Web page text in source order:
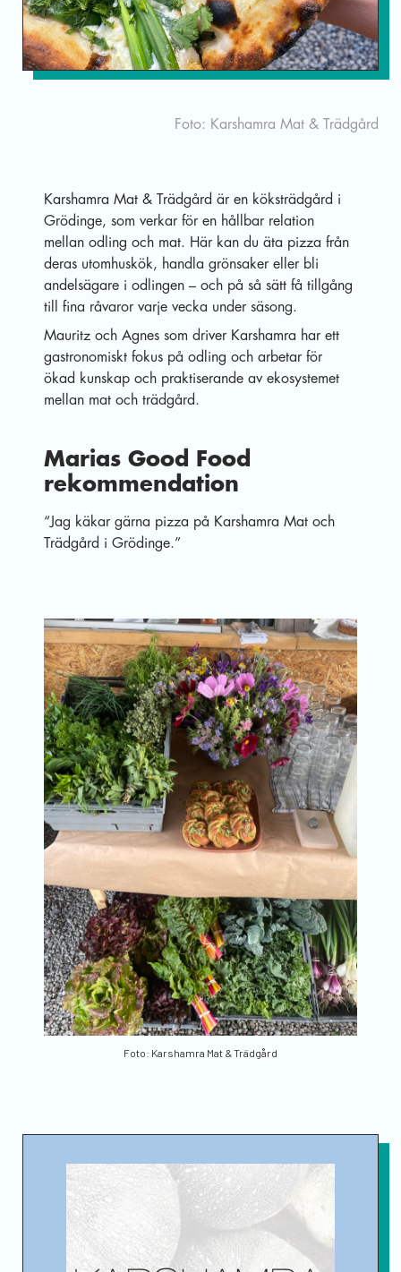
Foto: Karshamra Mat & Trädgård
Karshamra Mat & Trädgård är en köksträdgård i
Grödinge, som verkar för en hållbar relation
mellan odling och mat. Här kan du äta pizza från
deras utomhuskök, handla grönsaker eller bli
andelsägare i odlingen – och på så sätt få tillgång
till fina råvaror varje vecka under säsong.
Mauritz och Agnes som driver Karshamra har ett
gastronomiskt fokus på odling och arbetar för
ökad kunskap och praktiserande av ekosystemet
mellan mat och trädgård.
Marias Good Food
rekommendation
“Jag käkar gärna pizza på Karshamra Mat och
Trädgård i Grödinge.”
Foto: Karshamra Mat & Trädgård